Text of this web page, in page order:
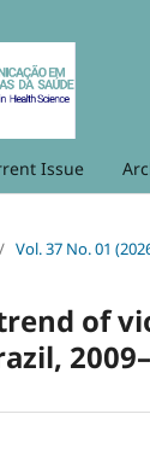
Issue
/ Vol. 37 No. 01
of